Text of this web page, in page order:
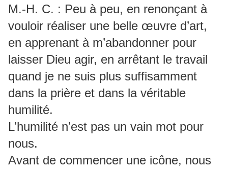
M.-H. C. : Peu à peu, en renonçant à
vouloir réaliser une belle œuvre d’art,
en apprenant à m’abandonner pour
laisser Dieu agir, en arrêtant le travail
quand je ne suis plus suffisamment
dans la prière et dans la véritable
humilité.
L’humilité n’est pas un vain mot pour
nous.
Avant de commencer une icône, nous